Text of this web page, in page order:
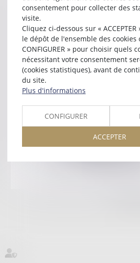
6 RUE DE LISBONNE
75008 PARIS
Tél :01 45 63 18 10
Retour
HonorairesMentions légales
11 Place des Cinq Martyrs du Lycée
consentement pour collecter des
visite.
Cliquez ci-dessous sur «
le dépôt de l'ensemble des cookies
CONFIGURER » pour choisir quels
nécessitant votre consentement
(cookies statistiques), avant de
du site.
Plus d'informations
CONFIGURER
ACCEPTER